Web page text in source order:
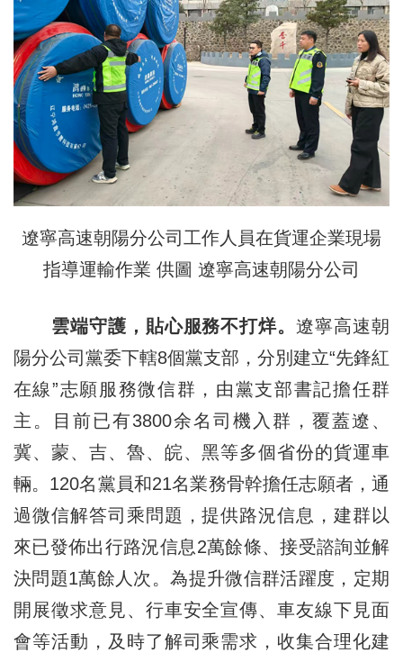
遼寧高速朝陽分公司工作人員在貨運企業現場
指導運輸作業 供圖 遼寧高速朝陽分公司
雲端守護，貼心服務不打烊。遼寧高速朝
陽分公司黨委下轄8個黨支部，分別建立“先鋒紅
在線”志願服務微信群，由黨支部書記擔任群
主。目前已有3800余名司機入群，覆蓋遼、
冀、蒙、吉、魯、皖、黑等多個省份的貨運車
輛。120名黨員和21名業務骨幹擔任志願者，通
過微信解答司乘問題，提供路況信息，建群以
來已發佈出行路況信息2萬餘條、接受諮詢並解
決問題1萬餘人次。為提升微信群活躍度，定期
開展徵求意見、行車安全宣傳、車友線下見面
會等活動，及時了解司乘需求，收集合理化建